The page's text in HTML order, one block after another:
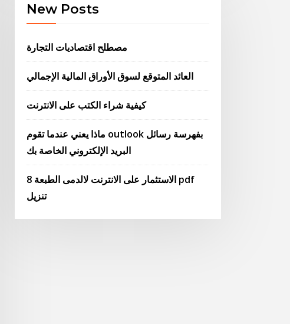
New Posts
مصطلح اقتصاديات التجارة
العائد المتوقع لسوق الأوراق المالية الإجمالي
كيفية شراء الكتب على الانترنت
ماذا يعني عندما تقوم outlook بفهرسة رسائل
البريد الإلكتروني الخاصة بك
الاستثمار على الانترنت لالدمى الطبعة 8 pdf
تنزيل